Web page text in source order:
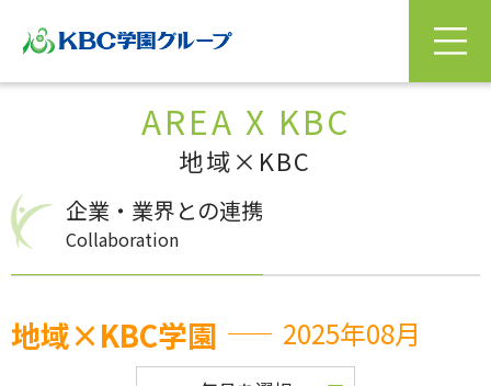
AREA X KBC
地域×KBC
企業・業界との連携
Collaboration
地域×KBC学園 2025年08月